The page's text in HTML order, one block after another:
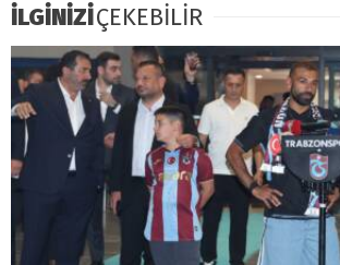
İLGİNİZİÇEKEBİLİR